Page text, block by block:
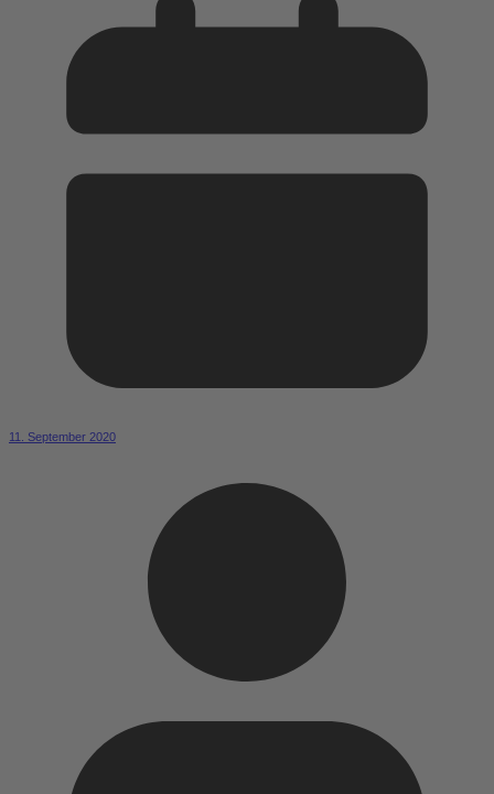
11. September 2020